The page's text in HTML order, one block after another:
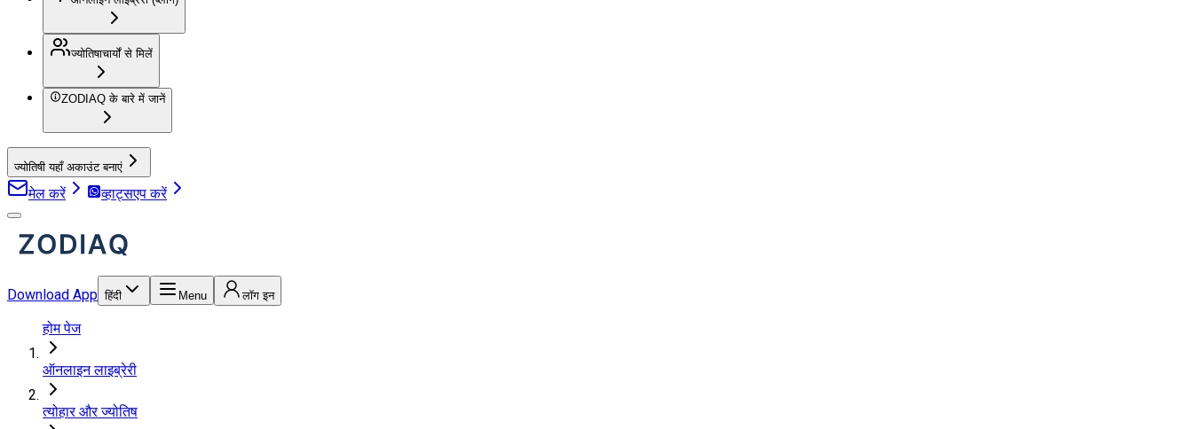
ज्योतिषाचार्यों से मिलें
ZODIAQ के बारे में जानें
ज्योतिषी यहाँ अकाउंट बनाएं
मेल करें व्हाट्सएप करें
Download App हिंदी Menu लॉग इन
होम पेज
ऑनलाइन लाइब्रेरी
त्योहार और ज्योतिष